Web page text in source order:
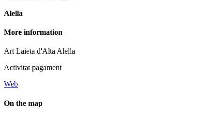
Alella
More information
Art Laieta d'Alta Alella
Activitat pagament
Web
On the map